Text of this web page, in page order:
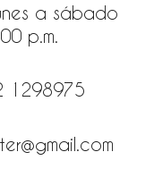
a sábado
p.m.
1298975